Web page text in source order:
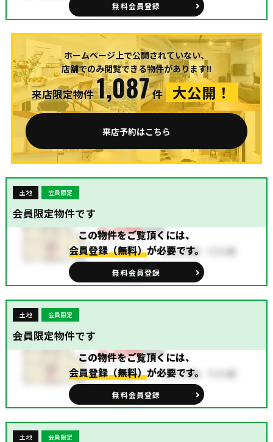
無料会員登録
ホームページ上で公開されていない、
店舗でのみ閲覧できる物件があります!!
来店限定物件 1,087 件 大公開！
来店予約はこちら
土地 会員限定
会員限定物件です
この物件をご覧頂くには、
会員登録（無料）が必要です。
無料会員登録
土地 会員限定
会員限定物件です
この物件をご覧頂くには、
会員登録（無料）が必要です。
無料会員登録
土地 会員限定